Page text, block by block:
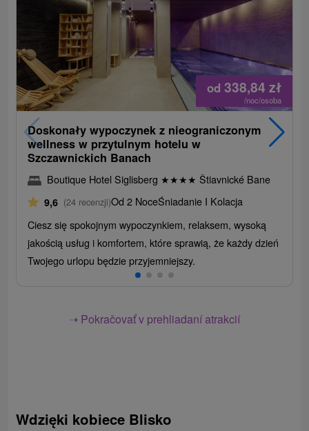
od 338,84zł
/noc/osoba
Doskonały wypoczynek z nieograniczonym
wellness w przytulnym hotelu w
Szczawnickich Banach
Boutique Hotel Siglisberg ★★★★ Štiavnické Bane
9,6 (24 recenzji)Od 2 NoceŚniadanie I Kolacja
Ciesz się spokojnym wypoczynkiem, relaksem, wysoką
jakością usług i komfortem, które sprawią, że każdy dzień
Twojego urlopu będzie przyjemniejszy.
➝ Pokračovať v prehliadaní atrakcií
Wdzięki kobiece Blisko